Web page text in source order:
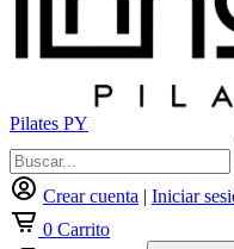
Pilates PY
Crear cuenta | Iniciar
0 Carrito